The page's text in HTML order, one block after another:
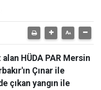
HÜDA PAR Mersin
Çınar ile
çıkan yangın ile